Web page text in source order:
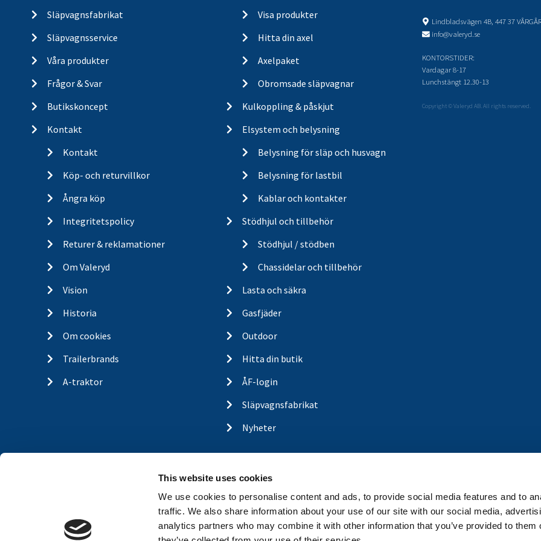
This website uses cookies
We use cookies to personalise content and ads, to provide social media features and to
traffic. We also share information about your use of our site with our social media,
analytics partners who may combine it with other information that you’ve provided to them
Släpvagnsfabrikat
Släpvagnsservice
Våra produkter
Frågor & Svar
Butikskoncept
Kontakt
Kontakt
Köp- och returvillkor
Ångra köp
Integritetspolicy
Returer & reklamationer
Om Valeryd
Vision
Historia
Om cookies
Trailerbrands
A-traktor
Visa produkter
Hitta din axel
Axelpaket
Obromsade släpvagnar
Kulkoppling & påskjut
Elsystem och belysning
Belysning för släp och husvagn
Belysning för lastbil
Kablar och kontakter
Stödhjul och tillbehör
Stödhjul / stödben
Chassidelar och tillbehör
Lasta och säkra
Gasfjäder
Outdoor
Hitta din butik
ÅF-login
Släpvagnsfabrikat
Nyheter
Lindbladsvägen 4B, 447 37
info@valeryd.se
KONTORSTIDER:
Vardagar 8-17
Lunchstängt 12.30-13
Copyright © Valeryd AB. All rights reserved.